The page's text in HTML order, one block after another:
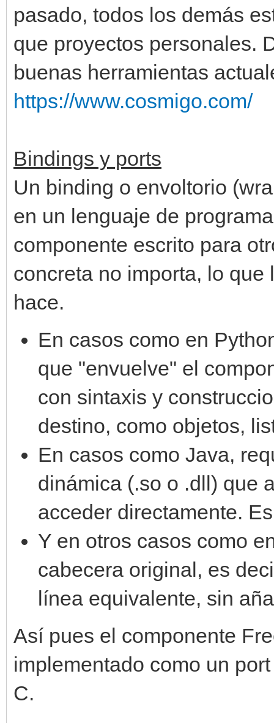
pasado, todos los demás
que proyectos personales.
buenas herramientas
https://www.cosmigo.com/
Bindings y ports
Un binding o envoltorio
en un lenguaje de
componente escrito para
concreta no importa, lo
hace.
En casos como en
que "envuelve" el
con sintaxis y
destino, como objetos,
En casos como Java,
dinámica (.so o .dll) que
acceder directamente.
Y en otros casos como
cabecera original, es
línea equivalente, sin
Así pues el componente
implementado como un
C.